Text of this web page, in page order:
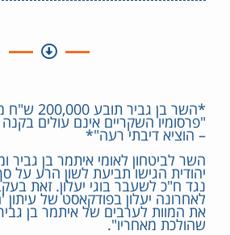
*השר בן גביר
"פרסומיו השקריים אינם עולים
– הוציא דיבתי רעה"*
השר לביטחון לאומי איתמר בן גביר
נגד ח"כ לשעבר בוגי יעלון. זאת
לאחרונה יעלון בפודקאסט של
את המוות לערבים של איתמר בן
שהולכת מאחריו".